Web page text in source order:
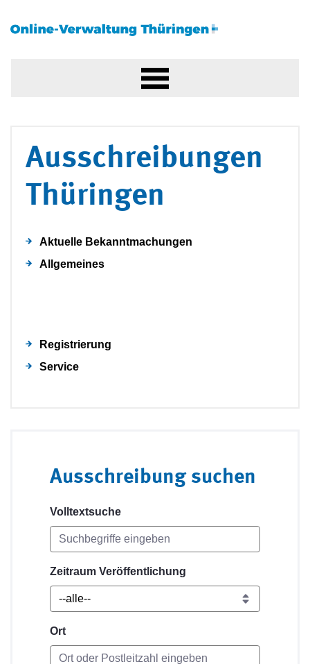
Ausschreibungen
Thüringen
Aktuelle Bekanntmachungen
Allgemeines
Registrierung
Service
Ausschreibung suchen
Volltextsuche
Zeitraum Veröffentlichung
Ort